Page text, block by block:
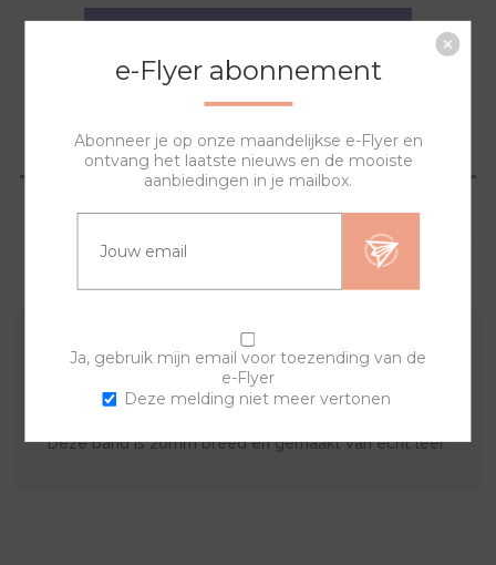
OVERZICHT
SPECIFICATIES
Deze leren horlogeband is te combineren met al onze
sierringen. Stel je eigen horloge samen en creëer je
Deze band is 20mm breed en gemaakt van echt leer.
e-Flyer abonnement
Abonneer je op onze maandelijkse e-Flyer en
ontvang het laatste nieuws en de mooiste
aanbiedingen in je mailbox.
Ja, gebruik mijn email voor toezending van de
e-Flyer
Deze melding niet meer vertonen